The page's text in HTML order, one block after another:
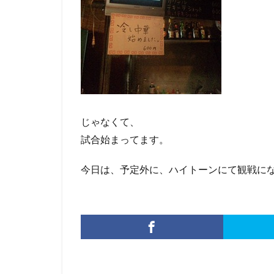
じゃなくて、
試合始まってます。
今日は、予定外に、ハイトーンにて観戦に